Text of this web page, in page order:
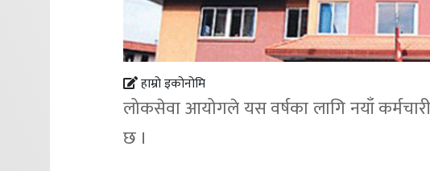
हाम्रो इकोनोमि
लोकसेवा आयोगले यस वर्षका लागि नयाँ
छ ।